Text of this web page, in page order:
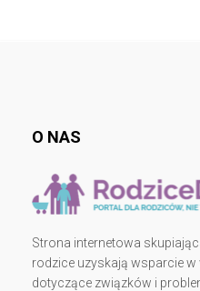
O NAS
Strona internetowa
rodzice uzyskają wsparcie
dotyczące związków i